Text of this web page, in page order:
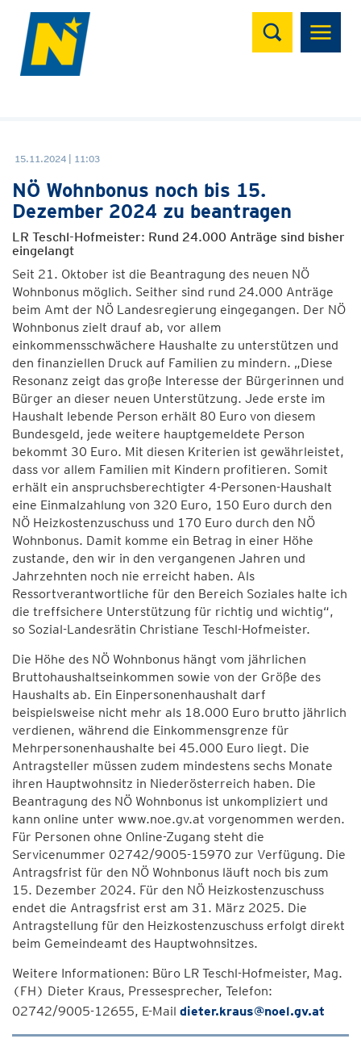
Suchen
15.11.2024 | 11:03
NÖ Wohnbonus noch bis 15.
Dezember 2024 zu beantragen
LR Teschl-Hofmeister: Rund 24.000 Anträge sind bisher
eingelangt
Seit 21. Oktober ist die Beantragung des neuen NÖ
Wohnbonus möglich. Seither sind rund 24.000 Anträge
beim Amt der NÖ Landesregierung eingegangen. Der NÖ
Wohnbonus zielt drauf ab, vor allem
einkommensschwächere Haushalte zu unterstützen und
den finanziellen Druck auf Familien zu mindern. „Diese
Resonanz zeigt das große Interesse der Bürgerinnen und
Bürger an dieser neuen Unterstützung. Jede erste im
Haushalt lebende Person erhält 80 Euro von diesem
Bundesgeld, jede weitere hauptgemeldete Person
bekommt 30 Euro. Mit diesen Kriterien ist gewährleistet,
dass vor allem Familien mit Kindern profitieren. Somit
erhält ein anspruchsberechtigter 4-Personen-Haushalt
eine Einmalzahlung von 320 Euro, 150 Euro durch den
NÖ Heizkostenzuschuss und 170 Euro durch den NÖ
Wohnbonus. Damit komme ein Betrag in einer Höhe
zustande, den wir in den vergangenen Jahren und
Jahrzehnten noch nie erreicht haben. Als
Ressortverantwortliche für den Bereich Soziales halte ich
die treffsichere Unterstützung für richtig und wichtig“,
so Sozial-Landesrätin Christiane Teschl-Hofmeister.
Die Höhe des NÖ Wohnbonus hängt vom jährlichen
Bruttohaushaltseinkommen sowie von der Größe des
Haushalts ab. Ein Einpersonenhaushalt darf
beispielsweise nicht mehr als 18.000 Euro brutto jährlich
verdienen, während die Einkommensgrenze für
Mehrpersonenhaushalte bei 45.000 Euro liegt. Die
Antragsteller müssen zudem mindestens sechs Monate
ihren Hauptwohnsitz in Niederösterreich haben. Die
Beantragung des NÖ Wohnbonus ist unkompliziert und
kann online unter www.noe.gv.at vorgenommen werden.
Für Personen ohne Online-Zugang steht die
Servicenummer 02742/9005-15970 zur Verfügung. Die
Antragsfrist für den NÖ Wohnbonus läuft noch bis zum
15. Dezember 2024. Für den NÖ Heizkostenzuschuss
endet die Antragsfrist erst am 31. März 2025. Die
Antragstellung für den Heizkostenzuschuss erfolgt direkt
beim Gemeindeamt des Hauptwohnsitzes.
Weitere Informationen: Büro LR Teschl-Hofmeister, Mag.
(FH) Dieter Kraus, Pressesprecher, Telefon:
02742/9005-12655, E-Mail dieter.kraus@noel.gv.at